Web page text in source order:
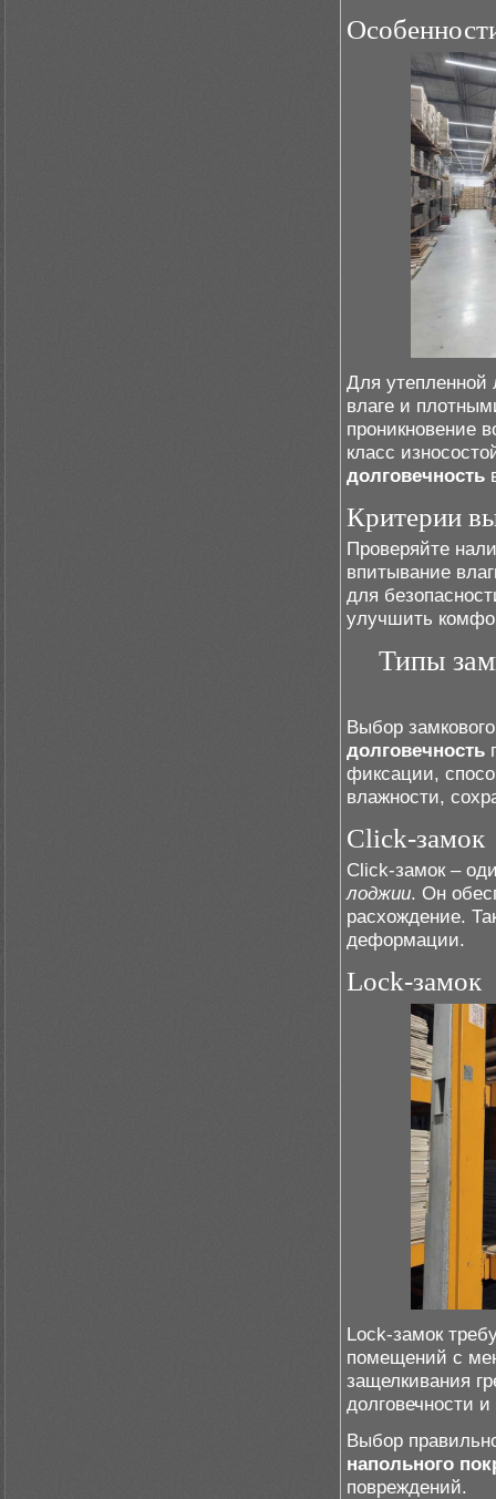
Для утепленной
влаге и
проникновение
класс
долговечность
Критерии
Проверяйте
впитывание
для
улучшить
Типы
Выбор
долговечность
фиксации,
влажности,
Click-замок
Click-замок –
лоджии. Он
расхождение.
деформации.
Lock-замок
Lock-замок
помещений с
защелкивания
долговечности
Выбор
напольного
повреждений.